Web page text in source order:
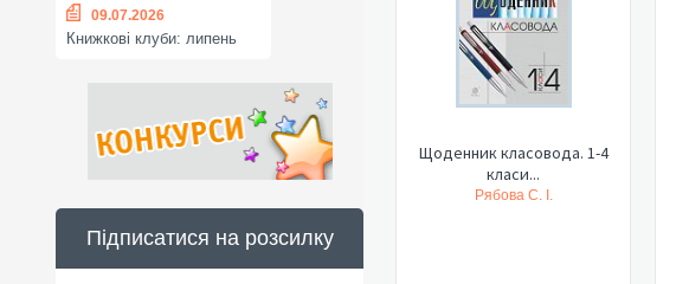
09.07.2026
Книжкові клуби: липень
Підписатися на розсилку
Щоденник класовода. 1-4
класи...
Рябова С. І.